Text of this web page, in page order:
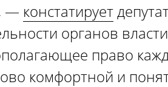
— констатирует
органов
право
комфортной и